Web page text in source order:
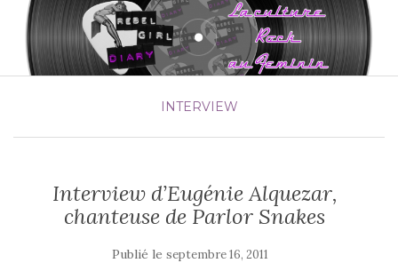
INTERVIEW
Interview d’Eugénie Alquezar,
chanteuse de Parlor Snakes
Publié le septembre 16, 2011